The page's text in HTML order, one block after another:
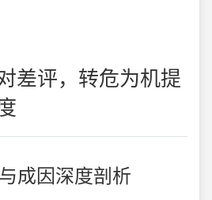
差评，转危为机提
成因深度剖析